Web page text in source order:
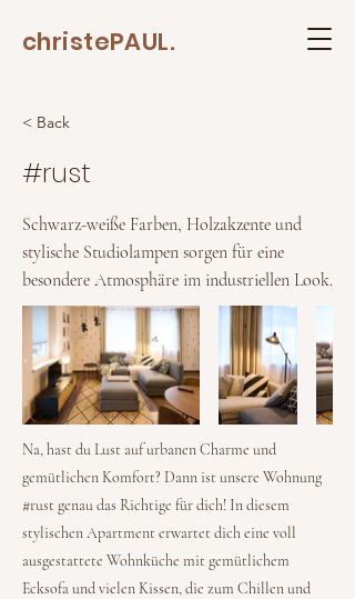
christePAUL.
< Back
#rust
Schwarz-weiße Farben, Holzakzente und
stylische Studiolampen sorgen für eine
besondere Atmosphäre im industriellen Look.
Na, hast du Lust auf urbanen Charme und
gemütlichen Komfort? Dann ist unsere Wohnung
#rust genau das Richtige für dich! In diesem
stylischen Apartment erwartet dich eine voll
ausgestattete Wohnküche mit gemütlichem
Ecksofa und vielen Kissen, die zum Chillen und